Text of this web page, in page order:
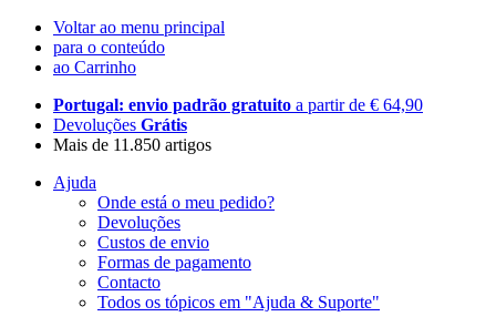
Voltar ao menu principal
para o conteúdo
ao Carrinho
Portugal: envio padrão gratuito a partir de € 64,90
Devoluções Grátis
Mais de 11.850 artigos
Ajuda
Onde está o meu pedido?
Devoluções
Custos de envio
Formas de pagamento
Contacto
Todos os tópicos em "Ajuda & Suporte"